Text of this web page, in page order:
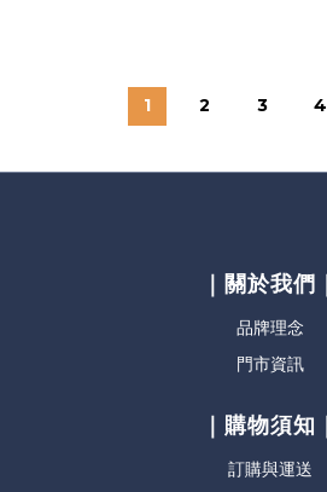
1 2 3 4
｜關於我們｜
品牌理念
門市資訊
｜購物須知｜
訂購與運送